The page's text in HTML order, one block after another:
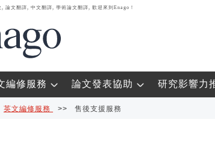
論文翻譯, 中文翻譯, 學術論文翻譯, 歡迎來到Enago！
編修服務 論文發表協助 研究影響力
英文編修服務 >> 售後支援服務